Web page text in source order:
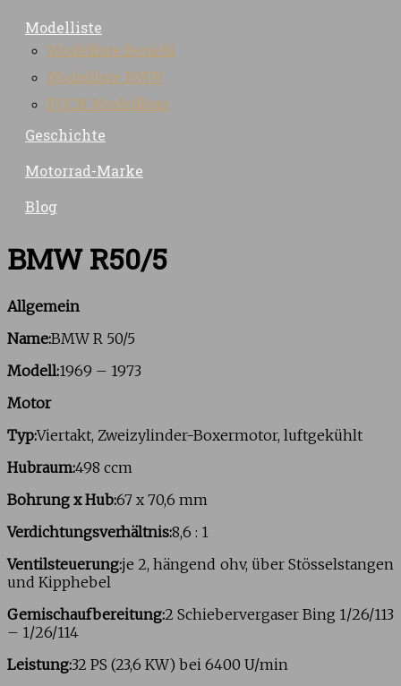
Modelliste
Modelliste Benelli
Modelliste BMW
PUCH Modellliste
Geschichte
Motorrad-Marke
Blog
BMW R50/5
Allgemein
Name:BMW R 50/5
Modell:1969 – 1973
Motor
Typ:Viertakt, Zweizylinder-Boxermotor, luftgekühlt
Hubraum:498 ccm
Bohrung x Hub:67 x 70,6 mm
Verdichtungsverhältnis:8,6 : 1
Ventilsteuerung:je 2, hängend ohv, über Stösselstangen
und Kipphebel
Gemischaufbereitung:2 Schiebervergaser Bing 1/26/113
– 1/26/114
Leistung:32 PS (23,6 KW) bei 6400 U/min